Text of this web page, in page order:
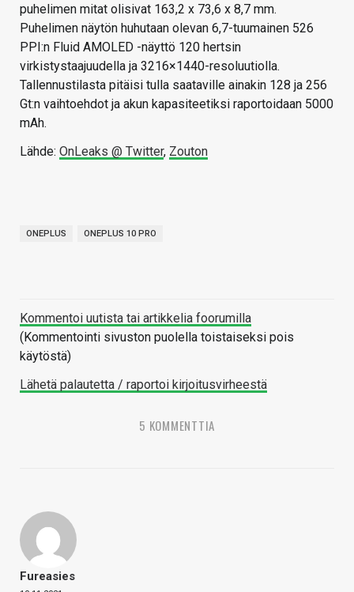
puhelimen mitat olisivat 163,2 x 73,6 x 8,7 mm.
Puhelimen näytön huhutaan olevan 6,7-tuumainen 526
PPI:n Fluid AMOLED -näyttö 120 hertsin
virkistystaajuudella ja 3216×1440-resoluutiolla.
Tallennustilasta pitäisi tulla saataville ainakin 128 ja 256
Gt:n vaihtoehdot ja akun kapasiteetiksi raportoidaan 5000
mAh.
Lähde: OnLeaks @ Twitter, Zouton
ONEPLUS ONEPLUS 10 PRO
Kommentoi uutista tai artikkelia foorumilla
(Kommentointi sivuston puolella toistaiseksi pois
käytöstä)
Lähetä palautetta / raportoi kirjoitusvirheestä
5 KOMMENTTIA
Fureasies